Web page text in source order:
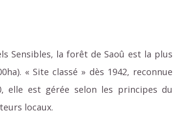
Sensibles, la forêt de Saoû est la plus
« Site classé » dès 1942, reconnue
elle est gérée selon les principes du
locaux.